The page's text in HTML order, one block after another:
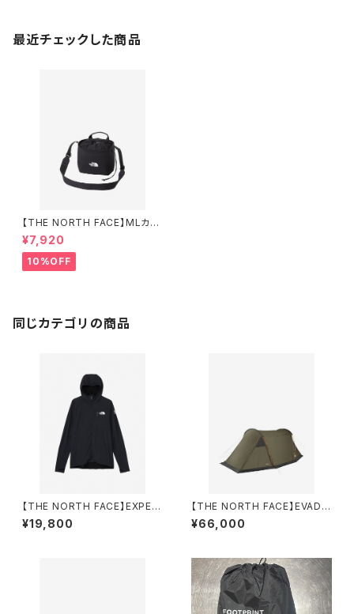
最近チェックした商品
【THE NORTH FACE】MLカメ
ラバッグ
¥7,920
10%OFF
同じカテゴリの商品
【THE NORTH FACE】EXPEDI
TION GRID FLEECE FULL ZI
P HOODIE
¥19,800
【THE NORTH FACE】EVADO
CK 2
¥66,000